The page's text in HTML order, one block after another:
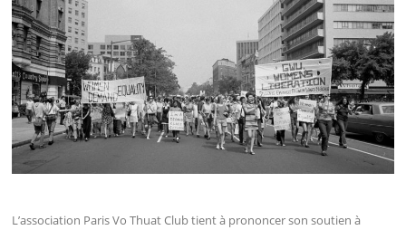
L’association Paris Vo Thuat Club tient à prononcer son soutien à